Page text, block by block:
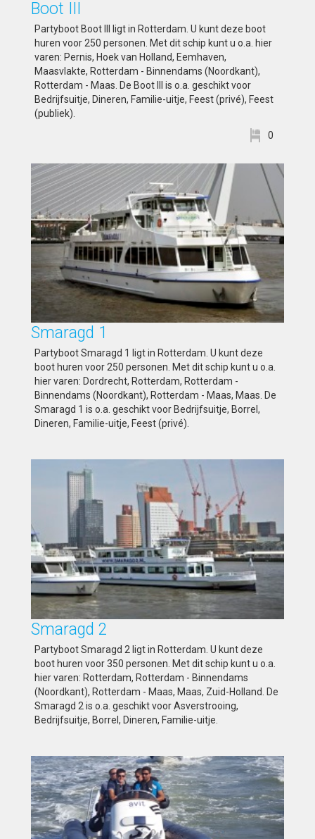
Boot III
Partyboot Boot III ligt in Rotterdam. U kunt deze boot
huren voor 250 personen. Met dit schip kunt u o.a. hier
varen: Pernis, Hoek van Holland, Eemhaven,
Maasvlakte, Rotterdam - Binnendams (Noordkant),
Rotterdam - Maas. De Boot III is o.a. geschikt voor
Bedrijfsuitje, Dineren, Familie-uitje, Feest (privé), Feest
(publiek).
0
Smaragd 1
Partyboot Smaragd 1 ligt in Rotterdam. U kunt deze
boot huren voor 250 personen. Met dit schip kunt u o.a.
hier varen: Dordrecht, Rotterdam, Rotterdam -
Binnendams (Noordkant), Rotterdam - Maas, Maas. De
Smaragd 1 is o.a. geschikt voor Bedrijfsuitje, Borrel,
Dineren, Familie-uitje, Feest (privé).
Smaragd 2
Partyboot Smaragd 2 ligt in Rotterdam. U kunt deze
boot huren voor 350 personen. Met dit schip kunt u o.a.
hier varen: Rotterdam, Rotterdam - Binnendams
(Noordkant), Rotterdam - Maas, Maas, Zuid-Holland. De
Smaragd 2 is o.a. geschikt voor Asverstrooing,
Bedrijfsuitje, Borrel, Dineren, Familie-uitje.